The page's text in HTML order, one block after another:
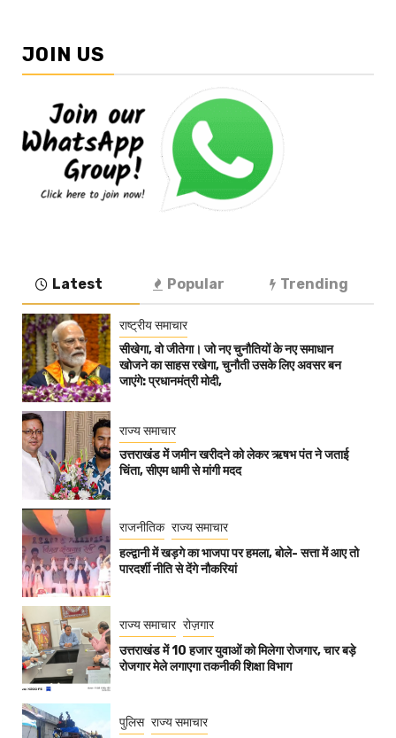
JOIN US
Latest Popular Trending
राष्ट्रीय समाचार
सीखेगा, वो जीतेगा। जो नए चुनौतियों के नए समाधान
खोजने का साहस रखेगा, चुनौती उसके लिए अवसर बन
जाएंगे: प्रधानमंत्री मोदी,
राज्य समाचार
उत्तराखंड में जमीन खरीदने को लेकर ऋषभ पंत ने जताई
चिंता, सीएम धामी से मांगी मदद
राजनीतिक राज्य समाचार
हल्द्वानी में खड़गे का भाजपा पर हमला, बोले- सत्ता में आए तो
पारदर्शी नीति से देंगे नौकरियां
राज्य समाचार रोज़गार
उत्तराखंड में 10 हजार युवाओं को मिलेगा रोजगार, चार बड़े
रोजगार मेले लगाएगा तकनीकी शिक्षा विभाग
पुलिस राज्य समाचार